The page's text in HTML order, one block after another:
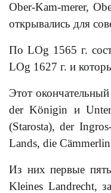
Ober-Kam-merer,
открывались для
По LOg 1565 г.
LOg 1627 г. и
Этот
der Königin и
(Starosta), der
Lands, die
Из них первые
Kleines Landrecht,